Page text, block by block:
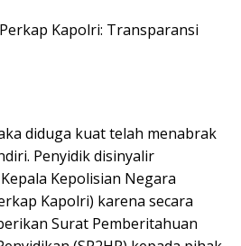
Kapolri: Transparansi
diduga kuat telah menabrak
Penyidik disinyalir
Kepolisian Negara
Kapolri) karena secara
Surat Pemberitahuan